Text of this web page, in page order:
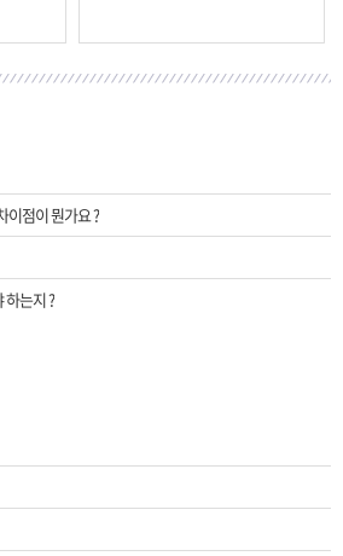
이점이 뭔가요 ?
하는지 ?